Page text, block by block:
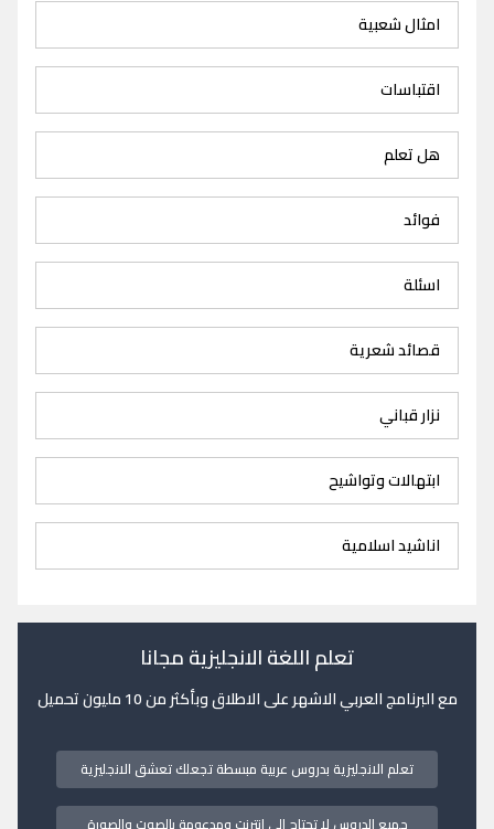
امثال شعبية
اقتباسات
هل تعلم
فوائد
اسئلة
قصائد شعرية
نزار قباني
ابتهالات وتواشيح
اناشيد اسلامية
تعلم اللغة الانجليزية مجانا
مع البرنامج العربي الاشهر على الاطلاق وبأكثر من 10 مليون تحميل
تعلم الانجليزية بدروس عربية مبسطة تجعلك تعشق الانجليزية